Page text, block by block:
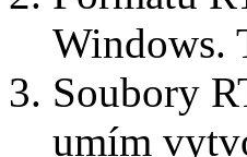
Windows.
Soubory
umím